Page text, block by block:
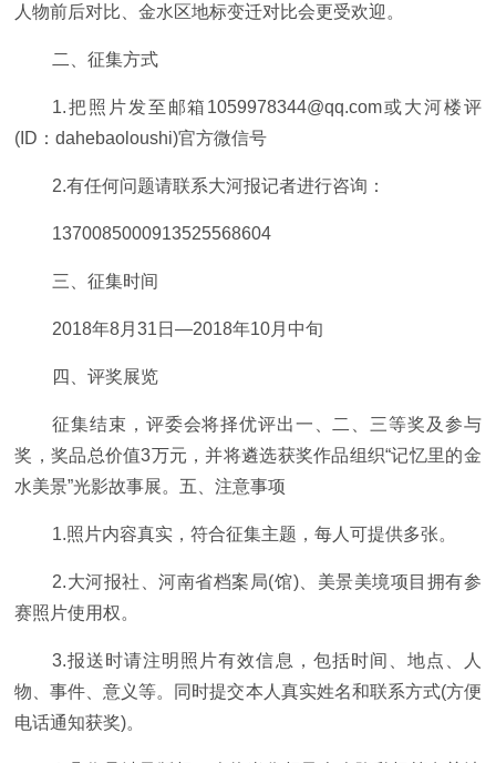
人物前后对比、金水区地标变迁对比会更受欢迎。
二、征集方式
1.把照片发至邮箱1059978344@qq.com或大河楼评
(ID：dahebaoloushi)官方微信号
2.有任何问题请联系大河报记者进行咨询：
1370085000913525568604
三、征集时间
2018年8月31日—2018年10月中旬
四、评奖展览
征集结束，评委会将择优评出一、二、三等奖及参与
奖，奖品总价值3万元，并将遴选获奖作品组织“记忆里的金
水美景”光影故事展。五、注意事项
1.照片内容真实，符合征集主题，每人可提供多张。
2.大河报社、河南省档案局(馆)、美景美境项目拥有参
赛照片使用权。
3.报送时请注明照片有效信息，包括时间、地点、人
物、事件、意义等。同时提交本人真实姓名和联系方式(方便
电话通知获奖)。